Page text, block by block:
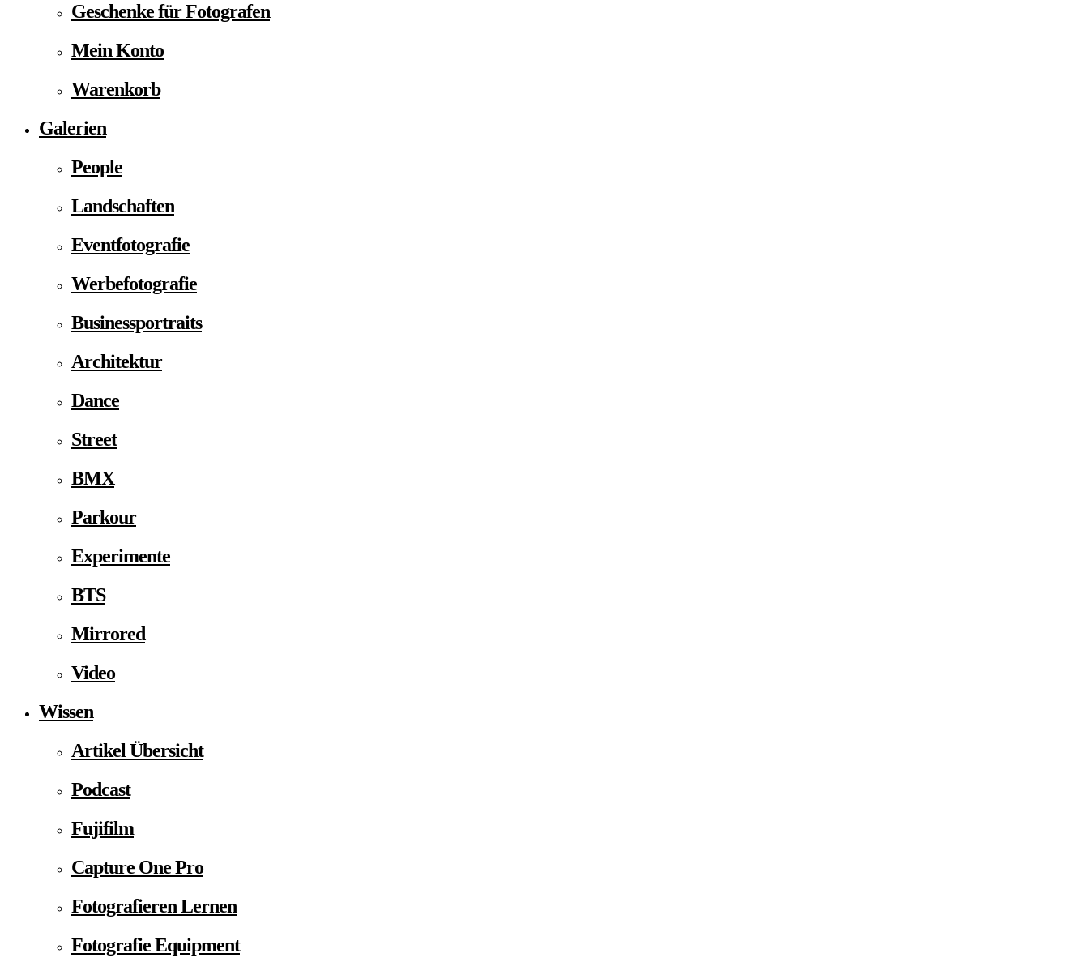
Geschenke für Fotografen
Mein Konto
Warenkorb
Galerien
People
Landschaften
Eventfotografie
Werbefotografie
Businessportraits
Architektur
Dance
Street
BMX
Parkour
Experimente
BTS
Mirrored
Video
Wissen
Artikel Übersicht
Podcast
Fujifilm
Capture One Pro
Fotografieren Lernen
Fotografie Equipment